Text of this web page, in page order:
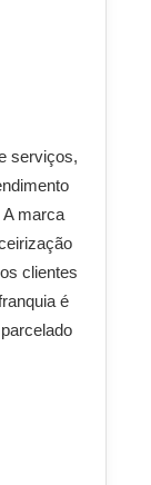
serviços,
marca
clientes
é